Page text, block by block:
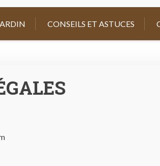
CONSEILS ET ASTUCES